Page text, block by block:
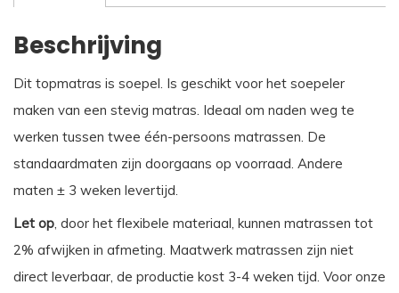
Beschrijving
Dit topmatras is soepel. Is geschikt voor het soepeler
maken van een stevig matras. Ideaal om naden weg te
werken tussen twee één-persoons matrassen. De
standaardmaten zijn doorgaans op voorraad. Andere
maten ± 3 weken levertijd.
Let op, door het flexibele materiaal, kunnen matrassen tot
2% afwijken in afmeting. Maatwerk matrassen zijn niet
direct leverbaar, de productie kost 3-4 weken tijd. Voor onze